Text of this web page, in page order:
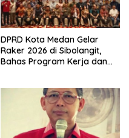
DPRD Kota Medan Gelar
Raker 2026 di Sibolangit,
Bahas Program Kerja dan